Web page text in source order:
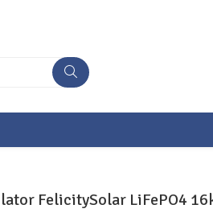
FelicitySolar LiFePO4